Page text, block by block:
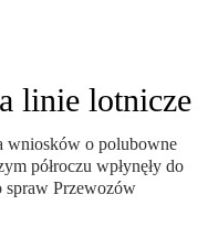
linie lotnicze
wniosków o polubowne
półroczu wpłynęły do
spraw Przewozów